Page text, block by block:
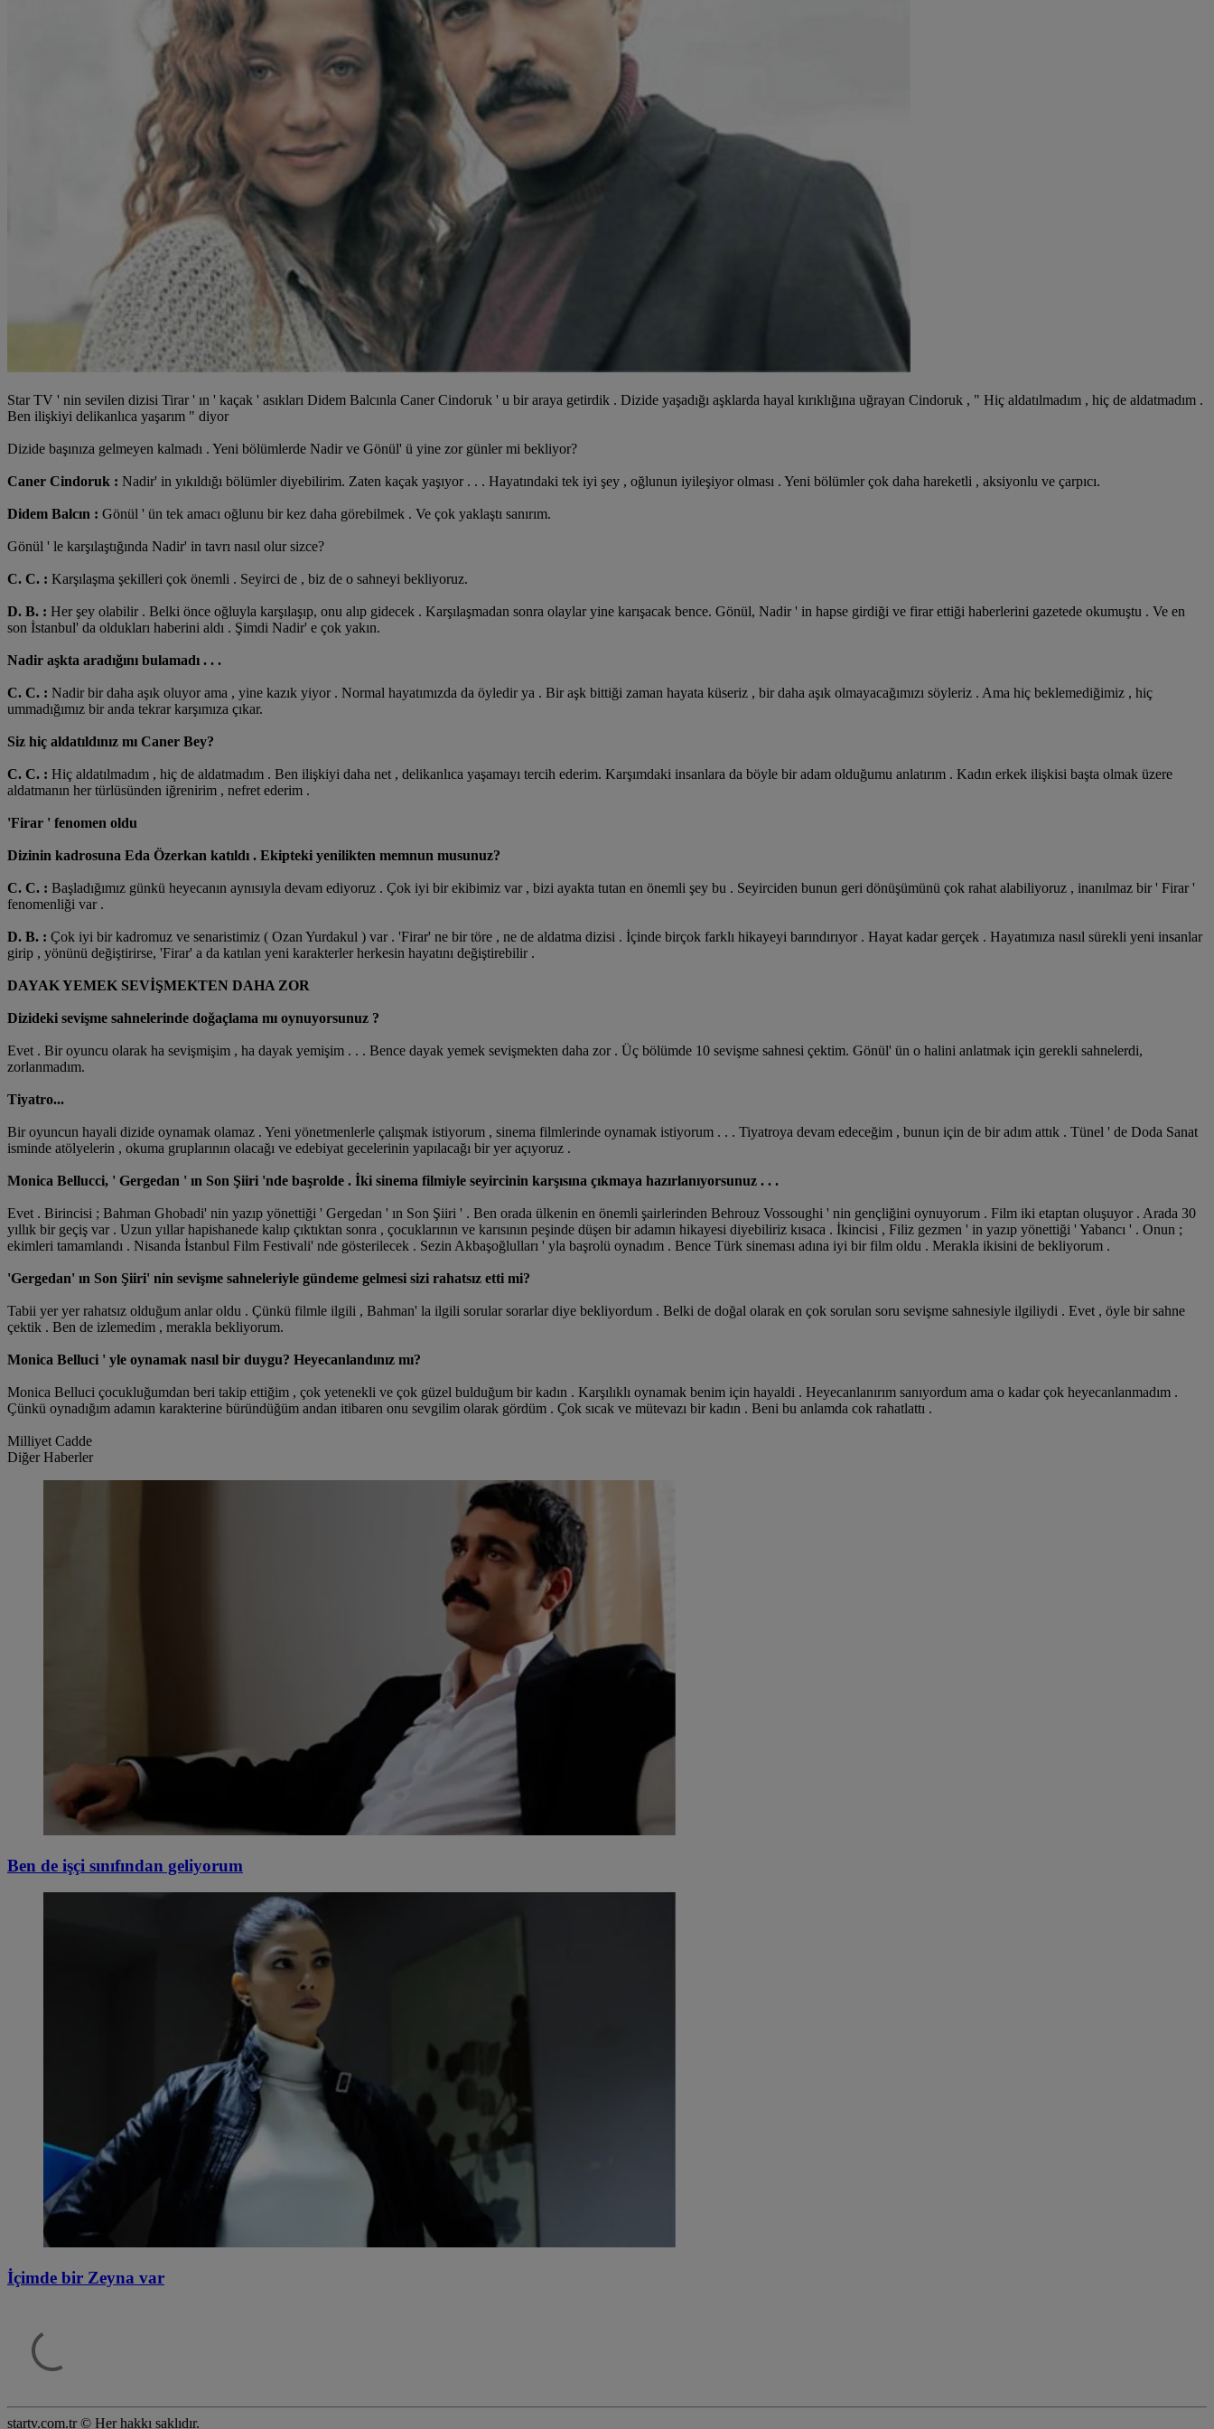
Star TV ' nin sevilen dizisi Tirar ' ın ' kaçak ' asıkları Didem Balcınla Caner Cindoruk ' u bir araya getirdik . Dizide yaşadığı aşklarda hayal kırıklığına uğrayan Cindoruk , " Hiç aldatılmadım , hiç de aldatmadım .
Ben ilişkiyi delikanlıca yaşarım " diyor
Dizide başınıza gelmeyen kalmadı . Yeni bölümlerde Nadir ve Gönül' ü yine zor günler mi bekliyor?
Caner Cindoruk : Nadir' in yıkıldığı bölümler diyebilirim. Zaten kaçak yaşıyor . . . Hayatındaki tek iyi şey , oğlunun iyileşiyor olması . Yeni bölümler çok daha hareketli , aksiyonlu ve çarpıcı.
Didem Balcın : Gönül ' ün tek amacı oğlunu bir kez daha görebilmek . Ve çok yaklaştı sanırım.
Gönül ' le karşılaştığında Nadir' in tavrı nasıl olur sizce?
C. C. : Karşılaşma şekilleri çok önemli . Seyirci de , biz de o sahneyi bekliyoruz.
D. B. : Her şey olabilir . Belki önce oğluyla karşılaşıp, onu alıp gidecek . Karşılaşmadan sonra olaylar yine karışacak bence. Gönül, Nadir ' in hapse girdiği ve firar ettiği haberlerini gazetede okumuştu . Ve en
son İstanbul' da oldukları haberini aldı . Şimdi Nadir' e çok yakın.
Nadir aşkta aradığını bulamadı . . .
C. C. : Nadir bir daha aşık oluyor ama , yine kazık yiyor . Normal hayatımızda da öyledir ya . Bir aşk bittiği zaman hayata küseriz , bir daha aşık olmayacağımızı söyleriz . Ama hiç beklemediğimiz , hiç
ummadığımız bir anda tekrar karşımıza çıkar.
Siz hiç aldatıldınız mı Caner Bey?
C. C. : Hiç aldatılmadım , hiç de aldatmadım . Ben ilişkiyi daha net , delikanlıca yaşamayı tercih ederim. Karşımdaki insanlara da böyle bir adam olduğumu anlatırım . Kadın erkek ilişkisi başta olmak üzere
aldatmanın her türlüsünden iğrenirim , nefret ederim .
'Firar ' fenomen oldu
Dizinin kadrosuna Eda Özerkan katıldı . Ekipteki yenilikten memnun musunuz?
C. C. : Başladığımız günkü heyecanın aynısıyla devam ediyoruz . Çok iyi bir ekibimiz var , bizi ayakta tutan en önemli şey bu . Seyirciden bunun geri dönüşümünü çok rahat alabiliyoruz , inanılmaz bir ' Firar '
fenomenliği var .
D. B. : Çok iyi bir kadromuz ve senaristimiz ( Ozan Yurdakul ) var . 'Firar' ne bir töre , ne de aldatma dizisi . İçinde birçok farklı hikayeyi barındırıyor . Hayat kadar gerçek . Hayatımıza nasıl sürekli yeni insanlar
girip , yönünü değiştirirse, 'Firar' a da katılan yeni karakterler herkesin hayatını değiştirebilir .
DAYAK YEMEK SEVİŞMEKTEN DAHA ZOR
Dizideki sevişme sahnelerinde doğaçlama mı oynuyorsunuz ?
Evet . Bir oyuncu olarak ha sevişmişim , ha dayak yemişim . . . Bence dayak yemek sevişmekten daha zor . Üç bölümde 10 sevişme sahnesi çektim. Gönül' ün o halini anlatmak için gerekli sahnelerdi,
zorlanmadım.
Tiyatro...
Bir oyuncun hayali dizide oynamak olamaz . Yeni yönetmenlerle çalışmak istiyorum , sinema filmlerinde oynamak istiyorum . . . Tiyatroya devam edeceğim , bunun için de bir adım attık . Tünel ' de Doda Sanat
isminde atölyelerin , okuma gruplarının olacağı ve edebiyat gecelerinin yapılacağı bir yer açıyoruz .
Monica Bellucci, ' Gergedan ' ın Son Şiiri 'nde başrolde . İki sinema filmiyle seyircinin karşısına çıkmaya hazırlanıyorsunuz . . .
Evet . Birincisi ; Bahman Ghobadi' nin yazıp yönettiği ' Gergedan ' ın Son Şiiri ' . Ben orada ülkenin en önemli şairlerinden Behrouz Vossoughi ' nin gençliğini oynuyorum . Film iki etaptan oluşuyor . Arada 30
yıllık bir geçiş var . Uzun yıllar hapishanede kalıp çıktıktan sonra , çocuklarının ve karısının peşinde düşen bir adamın hikayesi diyebiliriz kısaca . İkincisi , Filiz gezmen ' in yazıp yönettiği ' Yabancı ' . Onun ;
ekimleri tamamlandı . Nisanda İstanbul Film Festivali' nde gösterilecek . Sezin Akbaşoğlulları ' yla başrolü oynadım . Bence Türk sineması adına iyi bir film oldu . Merakla ikisini de bekliyorum .
'Gergedan' ın Son Şiiri' nin sevişme sahneleriyle gündeme gelmesi sizi rahatsız etti mi?
Tabii yer yer rahatsız olduğum anlar oldu . Çünkü filmle ilgili , Bahman' la ilgili sorular sorarlar diye bekliyordum . Belki de doğal olarak en çok sorulan soru sevişme sahnesiyle ilgiliydi . Evet , öyle bir sahne
çektik . Ben de izlemedim , merakla bekliyorum.
Monica Belluci ' yle oynamak nasıl bir duygu? Heyecanlandınız mı?
Monica Belluci çocukluğumdan beri takip ettiğim , çok yetenekli ve çok güzel bulduğum bir kadın . Karşılıklı oynamak benim için hayaldi . Heyecanlanırım sanıyordum ama o kadar çok heyecanlanmadım .
Çünkü oynadığım adamın karakterine büründüğüm andan itibaren onu sevgilim olarak gördüm . Çok sıcak ve mütevazı bir kadın . Beni bu anlamda cok rahatlattı .
Milliyet Cadde
Diğer Haberler
Ben de işçi sınıfından geliyorum
İçimde bir Zeyna var
startv.com.tr © Her hakkı saklıdır.